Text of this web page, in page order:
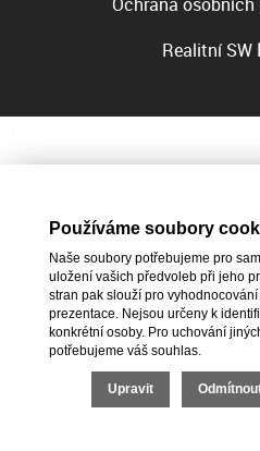
Realitní SW
Používáme soubory
Naše soubory potřebujeme pro
uložení vašich předvoleb při jeho
stran pak slouží pro
prezentace. Nejsou určeny k
konkrétní osoby. Pro uchování
potřebujeme váš souhlas.
Upravit